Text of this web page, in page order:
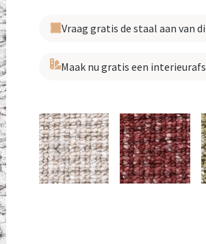
Vraag gratis de staal aan van
Maak nu gratis een